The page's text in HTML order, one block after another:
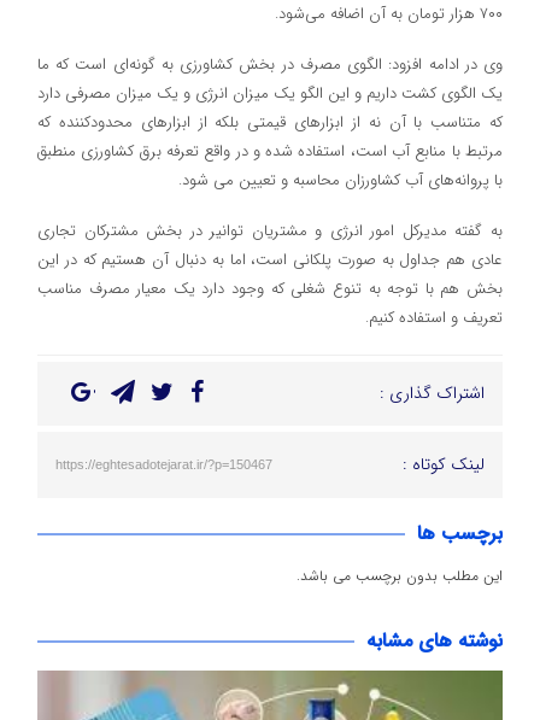
۷۰۰ هزار تومان به آن اضافه می‌شود.
وی در ادامه افزود: الگوی مصرف در بخش کشاورزی به گونه‌ای است که ما
یک الگوی کشت داریم و این الگو یک میزان انرژی و یک میزان مصرفی دارد
که متناسب با آن نه از ابزارهای قیمتی بلکه از ابزارهای محدودکننده که
مرتبط با منابع آب است، استفاده شده و در واقع تعرفه‌ برق کشاورزی منطبق
با پروانه‌های آب کشاورزان محاسبه و تعیین می شود.
به گفته مدیرکل امور انرژی و مشتریان توانیر در بخش مشترکان تجاری
عادی هم جداول به صورت پلکانی است، اما به دنبال آن هستیم که در این
بخش هم با توجه به تنوع شغلی که وجود دارد یک معیار مصرف مناسب
تعریف و استفاده کنیم.
اشتراک گذاری :
لینک کوتاه : https://eghtesadotejarat.ir/?p=150467
برچسب ها
این مطلب بدون برچسب می باشد.
نوشته های مشابه